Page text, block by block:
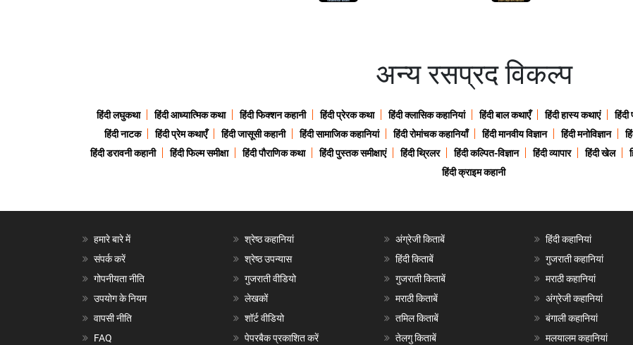
अन्य रसप्रद विकल्प
हिंदी लघुकथा हिंदी आध्यात्मिक कथा हिंदी फिक्शन कहानी हिंदी प्रेरक कथा हिंदी क्लासिक कहानियां हिंदी बाल कथाएँ हिंदी हास्य कथाएं हिंदी
हिंदी नाटक
हिंदी प्रेम कथाएँ हिंदी जासूसी कहानी हिंदी सामाजिक कहानियां हिंदी रोमांचक कहानियाँ हिंदी मानवीय विज्ञान हिंदी मनोविज्ञान
हिंदी डरावनी कहानी
हिंदी फिल्म समीक्षा हिंदी पौराणिक कथा हिंदी पुस्तक समीक्षाएं हिंदी थ्रिलर हिंदी कल्पित-विज्ञान हिंदी व्यापार हिंदी खेल
हिंदी क्राइम कहानी
हमारे बारे में
संपर्क करें
गोपनीयता नीति
उपयोग के नियम
वापसी नीति
FAQ
श्रेष्ठ कहानियां
श्रेष्ठ उपन्यास
गुजराती वीडियो
लेखकों
शॉर्ट वीडियो
पेपरबैक प्रकाशित करें
अंग्रेजी किताबें
हिंदी किताबें
गुजराती किताबें
मराठी किताबें
तमिल किताबें
तेलगु किताबें
हिंदी कहानियां
गुजराती कहानियां
मराठी कहानियां
अंग्रेजी कहानियां
बंगाली कहानियां
मलयालम कहानियां